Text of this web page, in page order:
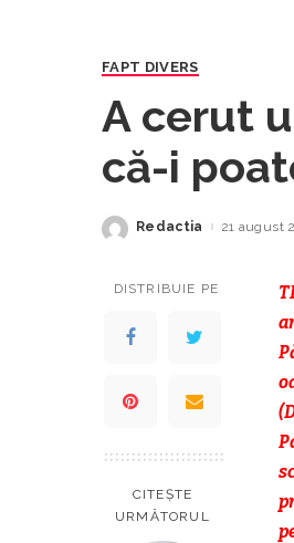
FAPT DIVERS
A cerut
că-i
Posted
Redactia 21 august
DISTRIBUIE PE
CITEȘTE
URMĂTORUL